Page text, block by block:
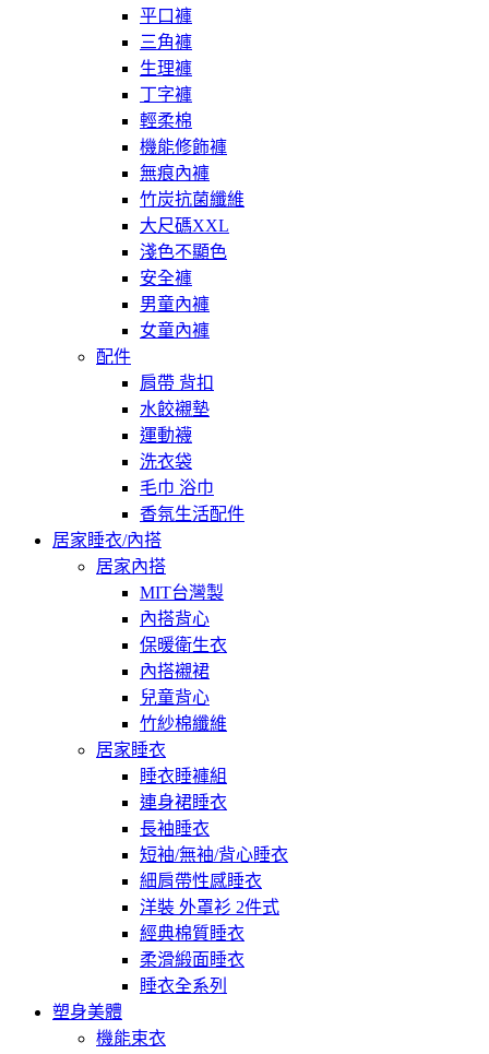
平口褲
三角褲
生理褲
丁字褲
輕柔棉
機能修飾褲
無痕內褲
竹炭抗菌纖維
大尺碼XXL
淺色不顯色
安全褲
男童內褲
女童內褲
配件
肩帶 背扣
水餃襯墊
運動襪
洗衣袋
毛巾 浴巾
香氛生活配件
居家睡衣/內搭
居家內搭
MIT台灣製
內搭背心
保暖衛生衣
內搭襯裙
兒童背心
竹紗棉纖維
居家睡衣
睡衣睡褲組
連身裙睡衣
長袖睡衣
短袖/無袖/背心睡衣
細肩帶性感睡衣
洋裝 外罩衫 2件式
經典棉質睡衣
柔滑緞面睡衣
睡衣全系列
塑身美體
機能束衣